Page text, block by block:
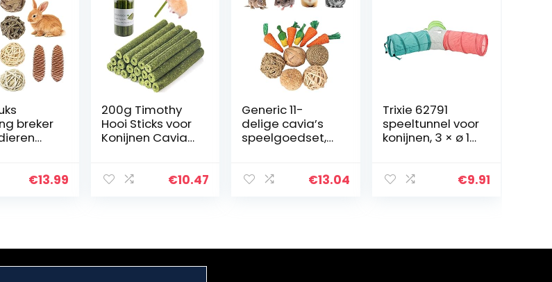
breker
€13.99
200g Timothy
Hooi Sticks voor
Konijnen Cavia
Chew
€10.47
Generic 11-
delige cavia’s
speelgoedset,
d,
€13.04
Trixie 62791
speeltunnel voor
konijnen, 3 × ø 18
€9.91